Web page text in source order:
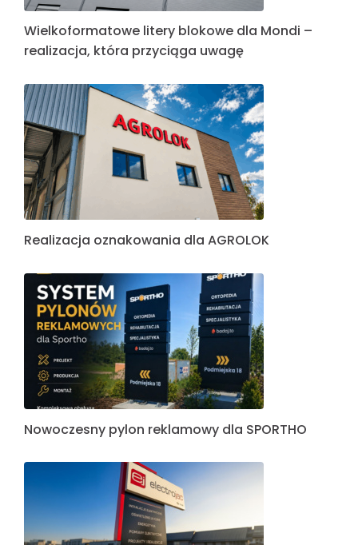
Wielkoformatowe litery blokowe dla Mondi –
realizacja, która przyciąga uwagę
Realizacja oznakowania dla AGROLOK
Nowoczesny pylon reklamowy dla SPORTHO